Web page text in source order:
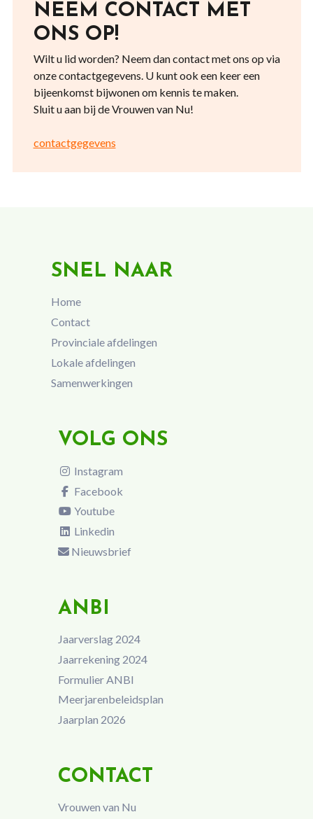
NEEM CONTACT MET
ONS OP!
Wilt u lid worden? Neem dan contact met ons op via
onze contactgegevens. U kunt ook een keer een
bijeenkomst bijwonen om kennis te maken.
Sluit u aan bij de Vrouwen van Nu!
contactgegevens
SNEL NAAR
Home
Contact
Provinciale afdelingen
Lokale afdelingen
Samenwerkingen
VOLG ONS
Instagram
Facebook
Youtube
Linkedin
Nieuwsbrief
ANBI
Jaarverslag 2024
Jaarrekening 2024
Formulier ANBI
Meerjarenbeleidsplan
Jaarplan 2026
CONTACT
Vrouwen van Nu